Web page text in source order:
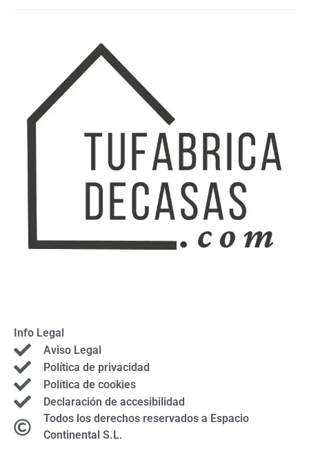
Info Legal
Aviso Legal
Política de privacidad
Política de cookies
Declaración de accesibilidad
Todos los derechos reservados a Espacio
Continental S.L.